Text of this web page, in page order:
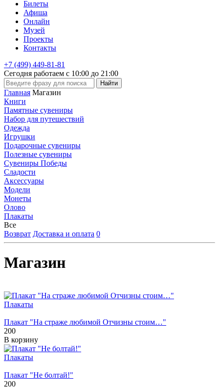
Билеты
Афиша
Онлайн
Музей
Проекты
Контакты
+7 (499) 449-81-81
Сегодня работаем с 10:00 до 21:00
Главная Магазин
Книги
Памятные сувениры
Набор для путешествий
Одежда
Игрушки
Подарочные сувениры
Полезные сувениры
Сувениры Победы
Сладости
Аксессуары
Модели
Монеты
Олово
Плакаты
Все
Возврат Доставка и оплата 0
Магазин
Плакаты
Плакат "На страже любимой Отчизны стоим…"
200
В корзину
Плакаты
Плакат "Не болтай!"
200